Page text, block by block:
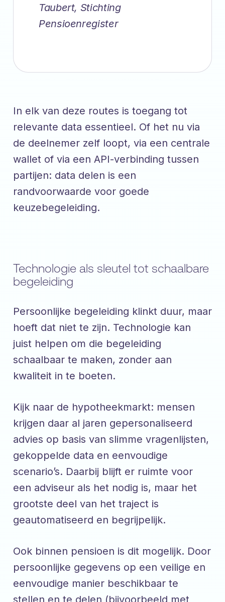
Taubert, Stichting
Pensioenregister
In elk van deze routes is toegang tot
relevante data essentieel. Of het nu via
de deelnemer zelf loopt, via een centrale
wallet of via een API-verbinding tussen
partijen: data delen is een
randvoorwaarde voor goede
keuzebegeleiding.
Technologie als sleutel tot schaalbare
begeleiding
Persoonlijke begeleiding klinkt duur, maar
hoeft dat niet te zijn. Technologie kan
juist helpen om die begeleiding
schaalbaar te maken, zonder aan
kwaliteit in te boeten.
Kijk naar de hypotheekmarkt: mensen
krijgen daar al jaren gepersonaliseerd
advies op basis van slimme vragenlijsten,
gekoppelde data en eenvoudige
scenario’s. Daarbij blijft er ruimte voor
een adviseur als het nodig is, maar het
grootste deel van het traject is
geautomatiseerd en begrijpelijk.
Ook binnen pensioen is dit mogelijk. Door
persoonlijke gegevens op een veilige en
eenvoudige manier beschikbaar te
stellen en te delen (bijvoorbeeld met